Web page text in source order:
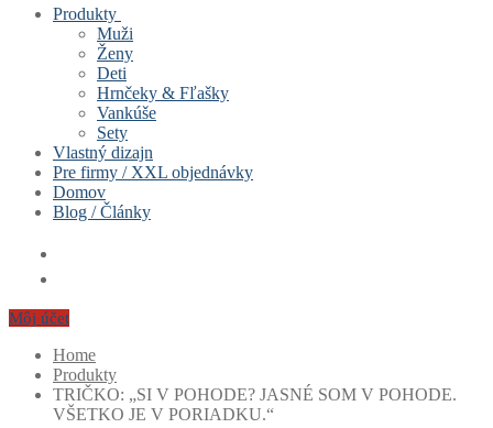
Produkty
Muži
Ženy
Deti
Hrnčeky & Fľašky
Vankúše
Sety
Vlastný dizajn
Pre firmy / XXL objednávky
Domov
Blog / Články
Môj účet
Home
Produkty
TRIČKO: „SI V POHODE? JASNÉ SOM V POHODE.
VŠETKO JE V PORIADKU.“